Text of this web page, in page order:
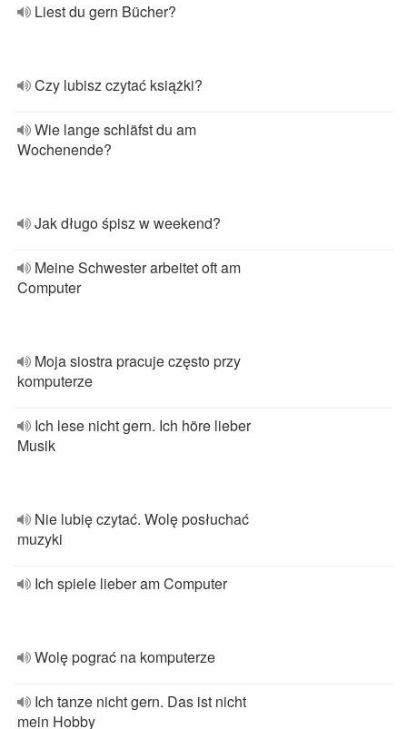
Liest du gern Bücher?
Czy lubisz czytać książki?
Wie lange schläfst du am
Wochenende?
Jak długo śpisz w weekend?
Meine Schwester arbeitet oft am
Computer
Moja siostra pracuje często przy
komputerze
Ich lese nicht gern. Ich höre lieber
Musik
Nie lubię czytać. Wolę posłuchać
muzyki
Ich spiele lieber am Computer
Wolę pograć na komputerze
Ich tanze nicht gern. Das ist nicht
mein Hobby